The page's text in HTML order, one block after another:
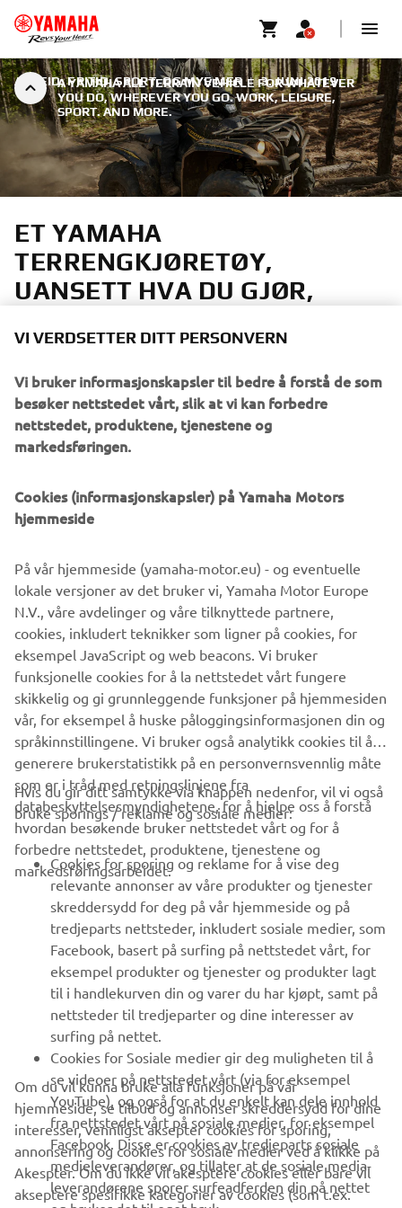
A YAMAHA ALL TERRAIN VEHICLE FOR WHATEVER
YOU DO, WHEREVER YOU GO. WORK, LEISURE,
SPORT. AND MORE.
ARBEID, FRITID, SPORT. OG MYE MER | 3. JUNI 2019
ET YAMAHA
TERRENGKJØRETØY,
UANSETT HVA DU GJØR,
tilby alle kunder det største utvalget av kvalitets-ATV-er
som er konstruert for å utmerke seg i alle situasjoner. Fra
de robuste og hardtarbeidende Kodiak- og Grizzly-
modellene til de høytytende YFZ Sport ATV-ene og
finne det riktige kjøretøyet som passer til deres livsstil. I
2020 drar arbeidsmodellene Yamaha Kodiak 450 nytte av
en rekke betydelige oppgraderinger som forbedrer
sports-ATV-er tilbys i en rekke nye farger og med ny
grafikk.
Discover our 2020 ATV line-up »
VIRKSOMHET
B2B
UTFORSK YAMAHA
FAQ & SUPPORT
NYHETSBREV
Vær den første til å lære om de siste tilbudene, spesielle
arrangementer, nye utgivelser og mye mer
ABONNER
VI VERDSETTER DITT PERSONVERN
Vi bruker informasjonskapsler til bedre å forstå de som
besøker nettstedet vårt, slik at vi kan forbedre
nettstedet, produktene, tjenestene og
markedsføringen.
Cookies (informasjonskapsler) på Yamaha Motors
hjemmeside
På vår hjemmeside (yamaha-motor.eu) - og eventuelle
lokale versjoner av det bruker vi, Yamaha Motor Europe
N.V., våre avdelinger og våre tilknyttede partnere,
cookies, inkludert teknikker som ligner på cookies, for
eksempel JavaScript og web beacons. Vi bruker
funksjonelle cookies for å la nettstedet vårt fungere
skikkelig og gi grunnleggende funksjoner på hjemmesiden
vår, for eksempel å huske påloggingsinformasjonen din og
språkinnstillingene. Vi bruker også analytikk cookies til å
generere brukerstatistikk på en personvernsvennlig måte
som er i tråd med retningslinjene fra
databeskyttelsesmyndighetene, for å hjelpe oss å forstå
hvordan besøkende bruker nettstedet vårt og for å
forbedre nettstedet, produktene, tjenestene og
markedsføringsarbeidet.
Hvis du gir ditt samtykke via knappen nedenfor, vil vi også
bruke sporings / reklame og sosiale medier:
Cookies for sporing og reklame for å vise deg
relevante annonser av våre produkter og tjenester
skreddersydd for deg på vår hjemmeside og på
tredjeparts nettsteder, inkludert sosiale medier, som
Facebook, basert på surfing på nettstedet vårt, for
eksempel produkter og tjenester og produkter lagt
til i handlekurven din og varer du har kjøpt, samt på
nettsteder til tredjeparter og dine interesser av
surfing på nettet.
Cookies for Sosiale medier gir deg muligheten til å
se videoer på nettstedet vårt (via for eksempel
YouTube), og også for at du enkelt kan dele innhold
fra nettstedet vårt på sosiale medier, for eksempel
Facebook. Disse er cookies av tredjeparts sosiale
medieleverandører, og tillater at de sosiale media-
leverandørene sporer surfeadferden din på nettet
Om du vil kunna bruke alla funksjoner på vår
hjemmeside, se tilbud og annonser skreddersydd for dine
interesser, vennligst aksepter cookies for sporing,
annonsering og cookies for sosiale medier ved å klikke på
Akespter. Om du ikke vil akesptere cookies eller bare vil
akseptere spesifikke kategorier av cookies (som t.ex.